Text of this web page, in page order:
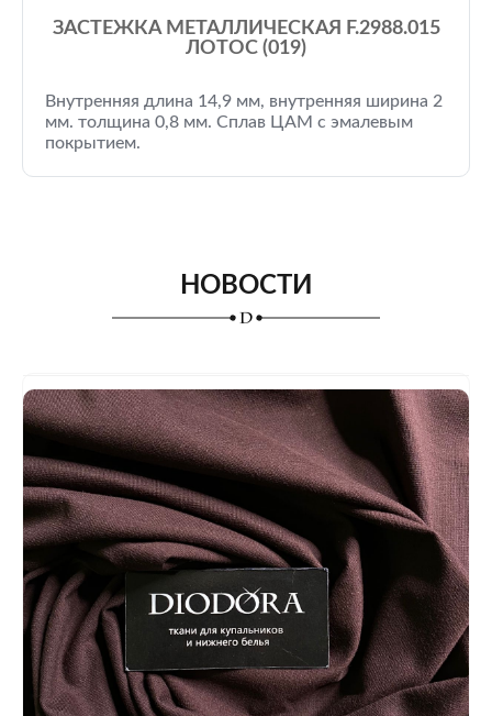
ЗАСТЕЖКА МЕТАЛЛИЧЕСКАЯ F.2988.015
ЛОТОС (019)
Внутренняя длина 14,9 мм, внутренняя ширина 2
мм. толщина 0,8 мм. Сплав ЦАМ с эмалевым
покрытием.
НОВОСТИ